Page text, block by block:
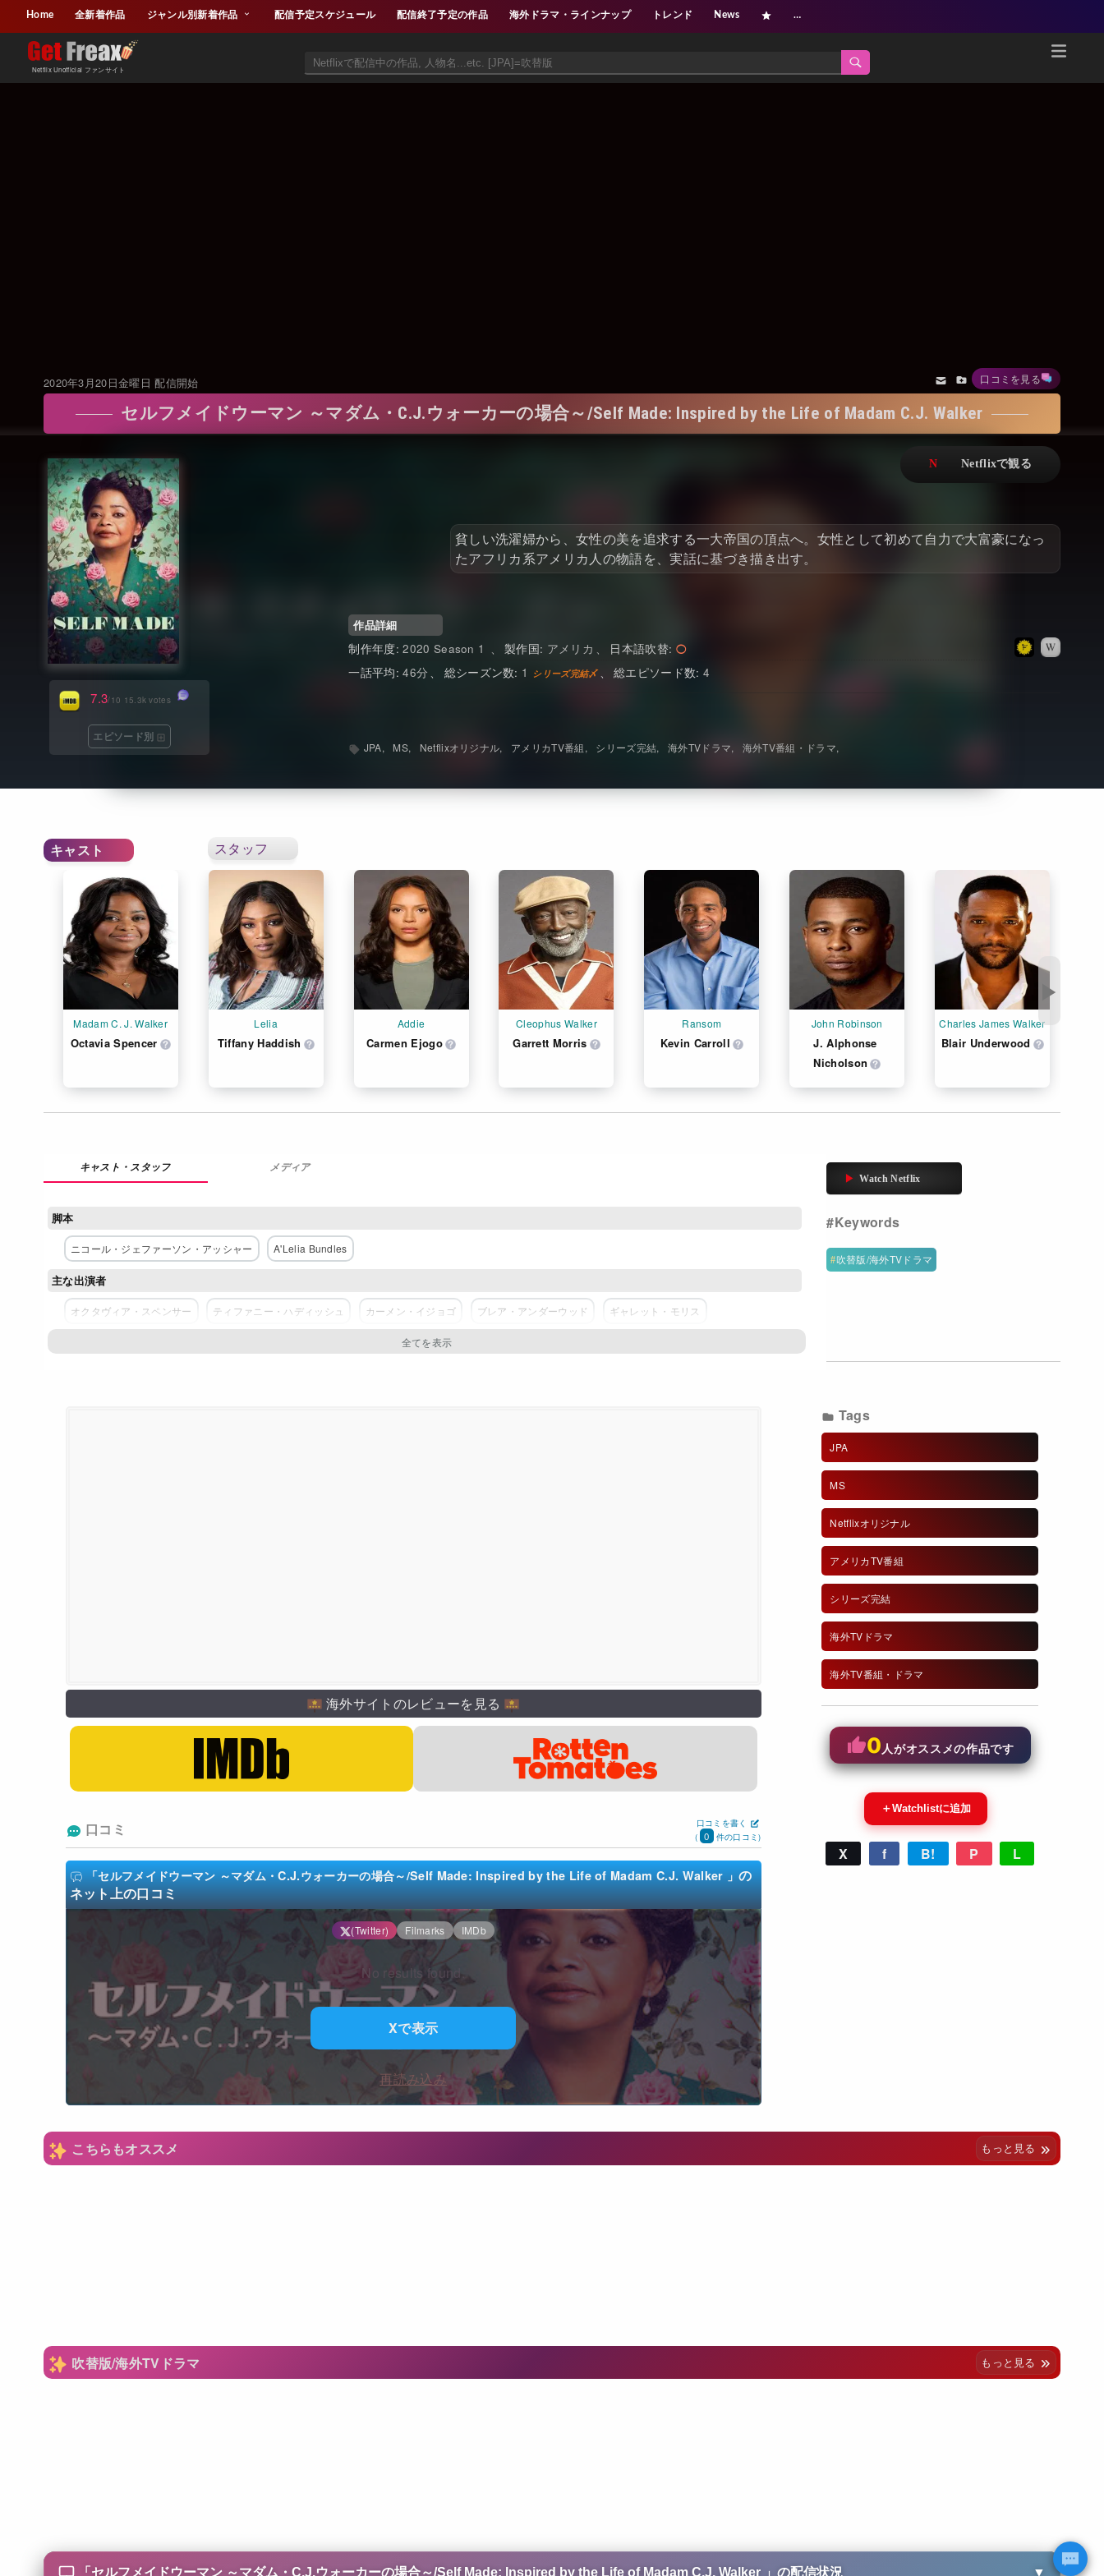
Home 全新着作品 ジャンル別新着作品 配信予定スケジュール 配信終了予定の作品 海外ドラマ・ラインナップ トレンド News …
Netflix Unofficial ファンサイト
Netflix新着作品
アジア映画
ドキュメンタリー
Netflixオリジナル作品
日本語吹替対応作品
その他の国のTV番組
Watchlistへ
Netflix Video
Netflix 吹替版作品
Netflix 高い評価の海外作品
みんなの作品レビュー
Netflixコース別料金プラン
2020年3月20日金曜日 配信開始 口コミを見る
セルフメイドウーマン ～マダム・C.J.ウォーカーの場合～/Self Made: Inspired by the Life of Madam C.J. Walker
貧しい洗濯婦から、女性の美を追求する一大帝国の頂点へ。女性として初めて自力で大富豪になっ
たアフリカ系アメリカ人の物語を、実話に基づき描き出す。
作品詳細
2020 Season 1
アメリカ
日本語吹替
46
1 4
7.3/10 15.3k votes
エピソード別
▶
スタッフ
キャスト
Madam C. J. Walker
Octavia Spencer
Lelia
Tiffany Haddish
Addie
Carmen Ejogo
Cleophus Walker
Garrett Morris
Ransom
Kevin Carroll
John Robinson
J. Alphonse
Nicholson
Charles James Walker
Blair Underwood
メディア
脚本
ニコール・ジェファーソン・アッシャー A'Lelia Bundles
主な出演者
オクタヴィア・スペンサー ティファニー・ハディッシュ カーメン・イジョゴ ブレア・アンダーウッド ギャレット・モリス
吹替版/海外TVドラマ
JPA MS Netflixオリジナル アメリカTV番組 シリーズ完結 海外TVドラマ 海外TV番組・ドラマ
海外サイトのレビューを見る
口コミ
口コミを書く
(
0 件の口コミ)
「セルフメイドウーマン ～マダム・C.J.ウォーカーの場合～/Self Made: Inspired by the Life of Madam C.J. Walker 」の
ネット上の口コミ
(Twitter) Filmarks IMDb
No results found.
Xで表示
再読み込み
Tags
JPA
MS
Netflixオリジナル
アメリカTV番組
シリーズ完結
海外TVドラマ
海外TV番組・ドラマ
0人がオススメの作品です
＋Watchlistに追加
X f B! P L
こちらもオススメ もっと見る
吹替版/海外TVドラマ もっと見る
「 セルフメイドウーマン ～マダム・C.J.ウォーカーの場合～/Self Made: Inspired by the Life of Madam C.J. Walker 」の配信状況 ▼